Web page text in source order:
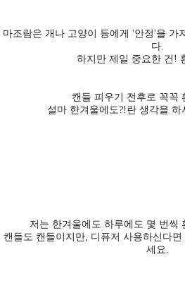
마조람은 개나 고양이 등에게 '안정'을 가
다.
하지만 제일 중요한 건!
캔들 피우기 전후로 꼭꼭
설마 한겨울에도?!란 생각을 하
저는 한겨울에도 하루에도 몇 번씩
캔들도 캔들이지만, 디퓨저 사용하신다
세요.